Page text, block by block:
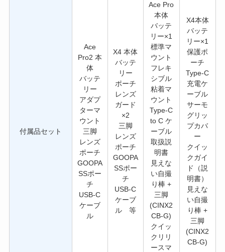
付属品セット
Ace
Pro2 本
体
バッテ
リー
アダプ
ターマ
ウント
三脚
レンズ
ポーチ
GOOPA
SSポー
チ
USB-C
ケーブ
ル
X4 本体
バッテ
リー
ポーチ
レンズ
ガード
×2
三脚
レンズ
ポーチ
GOOPA
SSポー
チ
USB-C
ケーブ
ル 等
Ace Pro
本体
バッテ
リー×1
標準マ
ウント
フレキ
シブル
粘着マ
ウント
Type-C
to C ケ
ーブル
取扱説
明書
見えな
い自撮
り棒 +
三脚
(‎CINX2
CB‐G)
クイッ
クリリ
ースマ
X4本体
バッテ
リー×1
保護ポ
ーチ
Type-C
充電ケ
ーブル
サーモ
グリッ
プカバ
ー
クイッ
クガイ
ド（説
明書）
見えな
い自撮
り棒 +
三脚
‎(CINX2
CB‐G)